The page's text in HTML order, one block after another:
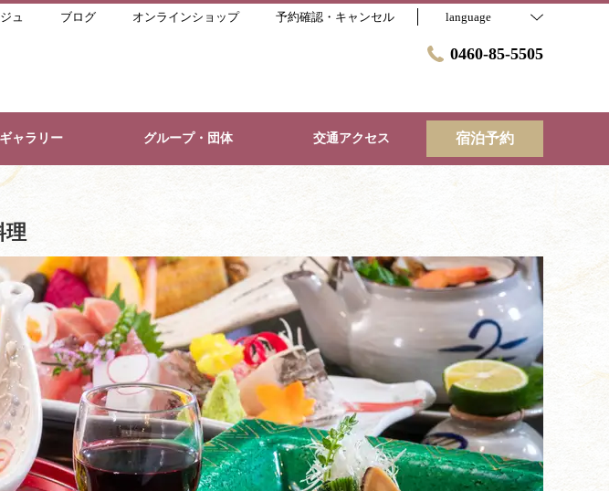
ュ ブログ オンラインショップ 予約確認・キャンセル language
0460-85-5505
ャラリー グループ・団体 交通アクセス 宿泊予約
理